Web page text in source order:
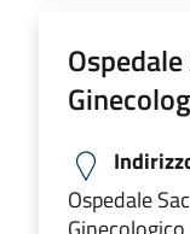
Ospedale